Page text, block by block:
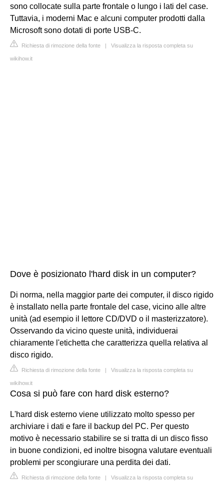
sono collocate sulla parte frontale o lungo i lati del case.
Tuttavia, i moderni Mac e alcuni computer prodotti dalla
Microsoft sono dotati di porte USB-C.
Richiesta di rimozione della fonte | Visualizza la risposta completa su
wikihow.it
Dove è posizionato l'hard disk in un computer?
Di norma, nella maggior parte dei computer, il disco rigido
è installato nella parte frontale del case, vicino alle altre
unità (ad esempio il lettore CD/DVD o il masterizzatore).
Osservando da vicino queste unità, individuerai
chiaramente l'etichetta che caratterizza quella relativa al
disco rigido.
Richiesta di rimozione della fonte | Visualizza la risposta completa su
wikihow.it
Cosa si può fare con hard disk esterno?
L'hard disk esterno viene utilizzato molto spesso per
archiviare i dati e fare il backup del PC. Per questo
motivo è necessario stabilire se si tratta di un disco fisso
in buone condizioni, ed inoltre bisogna valutare eventuali
problemi per scongiurare una perdita dei dati.
Richiesta di rimozione della fonte | Visualizza la risposta completa su